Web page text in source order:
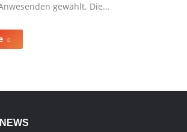
gewählt. Die…
NEWS